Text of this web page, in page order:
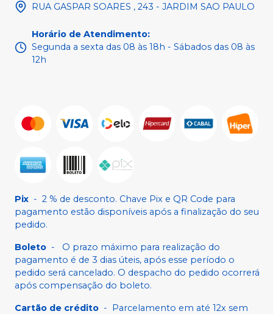
RUA GASPAR SOARES , 243 - JARDIM SAO PAULO
Horário de Atendimento:
Segunda a sexta das 08 às 18h - Sábados das 08 às
12h
Pix - 2 % de desconto. Chave Pix e QR Code para
pagamento estão disponíveis após a finalização do seu
pedido.
Boleto -
O prazo máximo para realização do
pagamento é de 3 dias úteis, após esse período o
pedido será cancelado. O despacho do pedido ocorrerá
após compensação do boleto.
Cartão de crédito - Parcelamento em até 12x sem